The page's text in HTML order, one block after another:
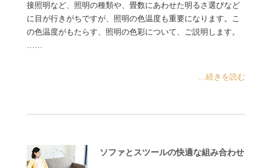
接照明など、照明の種類や、畳数にあわせた明るさ選びなど
に目が行きがちですが、照明の色温度も重要になります。こ
の色温度がもたらす、照明の色彩について、ご説明します。
...続きを読む
ソファとスツールの快適な組み合わせ